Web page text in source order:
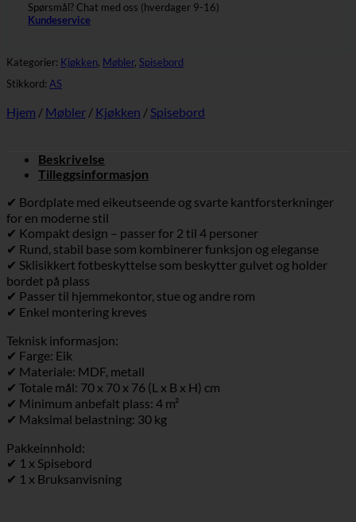
Spørsmål? Chat med oss (hverdager 9-16)
Kundeservice
Kategorier: Kjøkken, Møbler, Spisebord
Stikkord: AS
Hjem / Møbler / Kjøkken / Spisebord
Beskrivelse
Tilleggsinformasjon
✔ Bordplate med eikeutseende og svarte kantforsterkninger
for en moderne stil
✔ Kompakt design – passer for 2 til 4 personer
✔ Rund, stabil base som kombinerer funksjon og eleganse
✔ Sklisikkert fotbeskyttelse som beskytter gulvet og holder
bordet på plass
✔ Passer til hjemmekontor, stue og andre rom
✔ Enkel montering kreves
Teknisk informasjon:
✔ Farge: Eik
✔ Materiale: MDF, metall
✔ Totale mål: 70 x 70 x 76 (L x B x H) cm
✔ Minimum anbefalt plass: 4 m²
✔ Maksimal belastning: 30 kg
Pakkeinnhold:
✔ 1 x Spisebord
✔ 1 x Bruksanvisning